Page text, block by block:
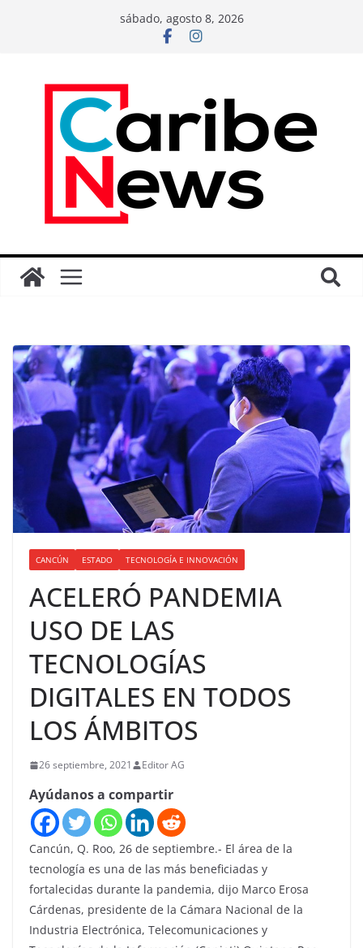
sábado, agosto 8, 2026
CANCÚN ESTADO TECNOLOGÍA E INNOVACIÓN
ACELERÓ PANDEMIA
USO DE LAS
TECNOLOGÍAS
DIGITALES EN TODOS
LOS ÁMBITOS
26 septiembre, 2021 Editor AG
Ayúdanos a compartir
Cancún, Q. Roo, 26 de septiembre.- El área de la
tecnología es una de las más beneficiadas y
fortalecidas durante la pandemia, dijo Marco Erosa
Cárdenas, presidente de la Cámara Nacional de la
Industria Electrónica, Telecomunicaciones y